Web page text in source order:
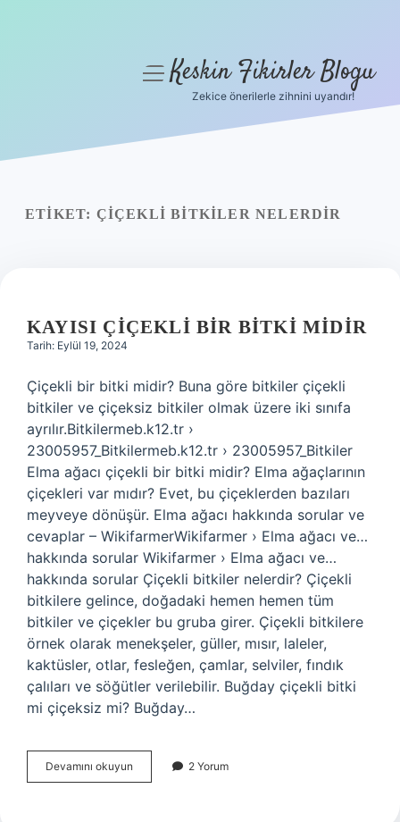
Yasal Uyarı
menüyüKeskin Fikirler Blogu
Zekice önerilerle zihnini uyandır!
ETIKET: ÇIÇEKLI BITKILER NELERDIR
KAYISI ÇIÇEKLI BIR BITKI MIDIR
Tarih: Eylül 19, 2024
Çiçekli bir bitki midir? Buna göre bitkiler çiçekli
bitkiler ve çiçeksiz bitkiler olmak üzere iki sınıfa
ayrılır.Bitkilermeb.k12.tr ›
23005957_Bitkilermeb.k12.tr › 23005957_Bitkiler
Elma ağacı çiçekli bir bitki midir? Elma ağaçlarının
çiçekleri var mıdır? Evet, bu çiçeklerden bazıları
meyveye dönüşür. Elma ağacı hakkında sorular ve
cevaplar – WikifarmerWikifarmer › Elma ağacı ve…
hakkında sorular Wikifarmer › Elma ağacı ve…
hakkında sorular Çiçekli bitkiler nelerdir? Çiçekli
bitkilere gelince, doğadaki hemen hemen tüm
bitkiler ve çiçekler bu gruba girer. Çiçekli bitkilere
örnek olarak menekşeler, güller, mısır, laleler,
kaktüsler, otlar, fesleğen, çamlar, selviler, fındık
çalıları ve söğütler verilebilir. Buğday çiçekli bitki
mi çiçeksiz mi? Buğday…
Devamını okuyun
Çiçekli
2 Yorum